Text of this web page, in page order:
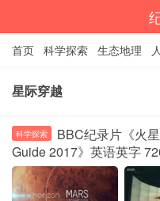
首页 科学探索 生态地理
经典纪录
星际穿越
科学探索
BBC纪录片《火
Guide 2017》英语英字